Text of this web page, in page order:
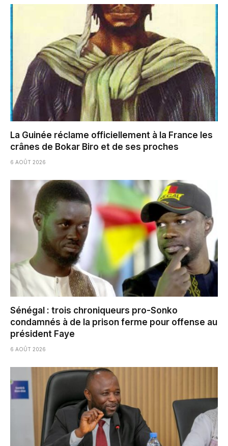
La Guinée réclame officiellement à la France les
crânes de Bokar Biro et de ses proches
6 AOÛT 2026
Sénégal : trois chroniqueurs pro-Sonko
condamnés à de la prison ferme pour offense au
président Faye
6 AOÛT 2026